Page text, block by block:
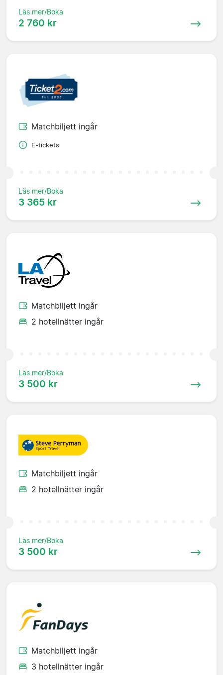
Läs mer/Boka
2 760 kr
Matchbiljett ingår
E-tickets
Läs mer/Boka
3 365 kr
Matchbiljett ingår
2 hotellnätter ingår
Läs mer/Boka
3 500 kr
Matchbiljett ingår
2 hotellnätter ingår
Läs mer/Boka
3 500 kr
Matchbiljett ingår
3 hotellnätter ingår